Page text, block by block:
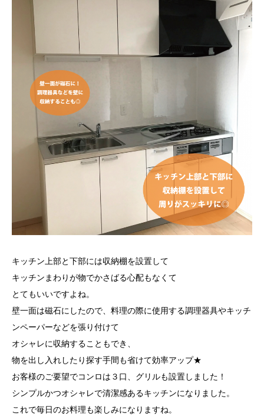
キッチン上部と下部には収納棚を設置して
キッチンまわりが物でかさばる心配もなくて
とてもいいですよね。
壁一面は磁石にしたので、料理の際に使用する調理器具やキッチ
ンペーパーなどを張り付けて
オシャレに収納することもでき、
物を出し入れしたり探す手間も省けて効率アップ★
お客様のご要望でコンロは３口、グリルも設置しました！
シンプルかつオシャレで清潔感あるキッチンになりました。
これで毎日のお料理も楽しみになりますね。